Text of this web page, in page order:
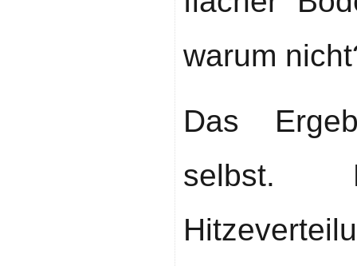
warum
Das
selbst.